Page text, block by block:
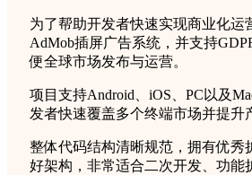
为了帮助开发者快速实现商业化运
AdMob插屏广告系统，并支持
便全球市场发布与运营。
项目支持Android、iOS、PC以及
发者快速覆盖多个终端市场并提升
整体代码结构清晰规范，拥有优秀
好架构，非常适合二次开发、功能